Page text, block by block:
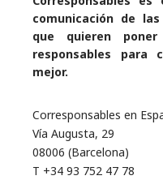
comunicación de
que quieren
responsables para
mejor.
Corresponsables en
Vía Augusta, 29
08006 (Barcelona)
T +34 93 752 47 78